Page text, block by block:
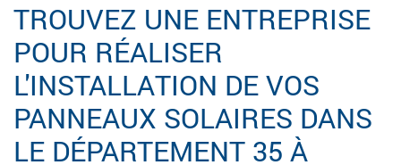
TROUVEZ UNE ENTREPRISE
POUR RÉALISER
L'INSTALLATION DE VOS
PANNEAUX SOLAIRES DANS
LE DÉPARTEMENT 35 À